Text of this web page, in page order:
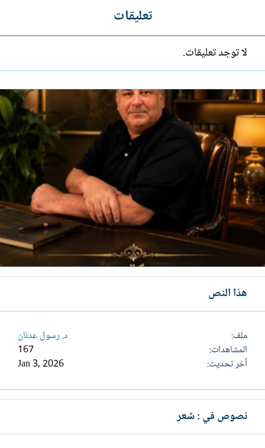
تعليقات
لا توجد تعليقات.
هذا النص
ملف
د. رسول عدنان
المشاهدات
167
آخر تحديث
Jan 3, 2026
نصوص في : شعر